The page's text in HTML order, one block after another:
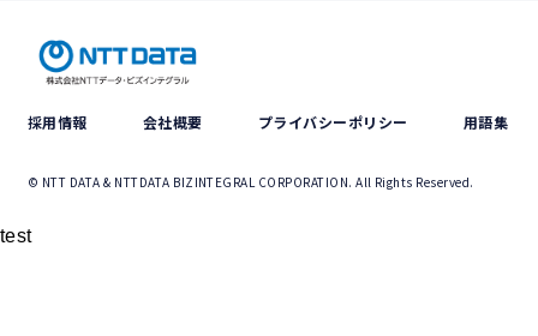
採用情報 会社概要 プライバシーポリシー 用語集
© NTT DATA & NTTDATA BIZINTEGRAL CORPORATION. All Rights Reserved.
test